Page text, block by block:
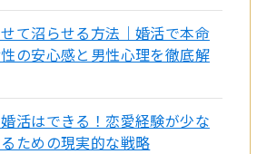
て沼らせる方法｜婚活で本命
の安心感と男性心理を徹底解
活はできる！恋愛経験が少な
ための現実的な戦略